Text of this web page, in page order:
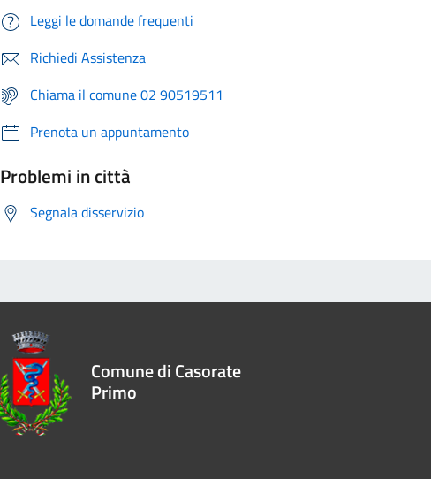
Leggi le domande frequenti
Richiedi Assistenza
Chiama il comune 02 90519511
Prenota un appuntamento
Problemi in città
Segnala disservizio
Comune di Casorate
Primo